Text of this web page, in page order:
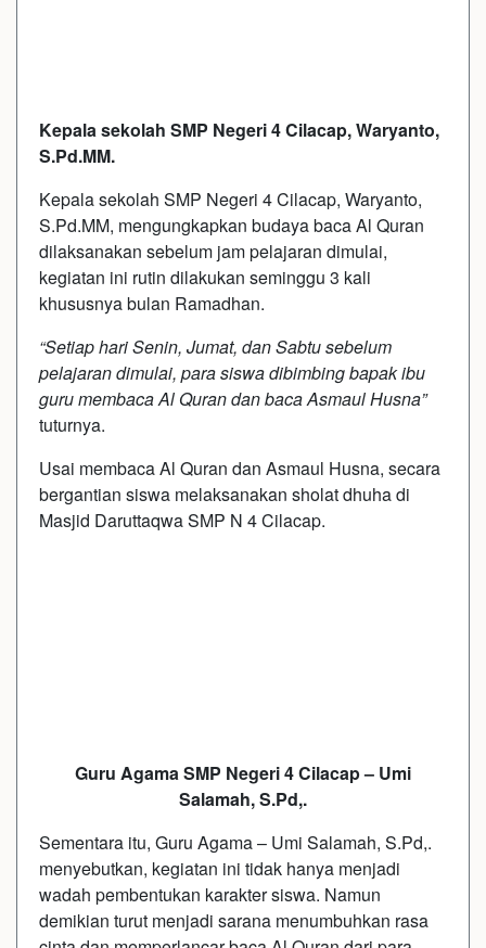
Kepala sekolah SMP Negeri 4 Cilacap, Waryanto,
S.Pd.MM.
Kepala sekolah SMP Negeri 4 Cilacap, Waryanto,
S.Pd.MM, mengungkapkan budaya baca Al Quran
dilaksanakan sebelum jam pelajaran dimulai,
kegiatan ini rutin dilakukan seminggu 3 kali
khususnya bulan Ramadhan.
“Setiap hari Senin, Jumat, dan Sabtu sebelum
pelajaran dimulai, para siswa dibimbing bapak ibu
guru membaca Al Quran dan baca Asmaul Husna”
tuturnya.
Usai membaca Al Quran dan Asmaul Husna, secara
bergantian siswa melaksanakan sholat dhuha di
Masjid Daruttaqwa SMP N 4 Cilacap.
Guru Agama SMP Negeri 4 Cilacap – Umi
Salamah, S.Pd,.
Sementara itu, Guru Agama – Umi Salamah, S.Pd,.
menyebutkan, kegiatan ini tidak hanya menjadi
wadah pembentukan karakter siswa. Namun
demikian turut menjadi sarana menumbuhkan rasa